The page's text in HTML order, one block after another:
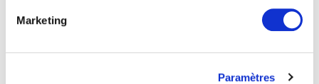
Marketing
Paramètres